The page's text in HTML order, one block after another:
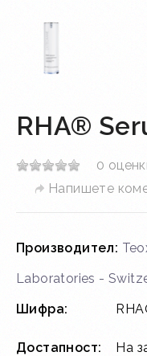
RHA®
0
Напишете
Производител:
Laboratories -
Шифра:
Достапност: На